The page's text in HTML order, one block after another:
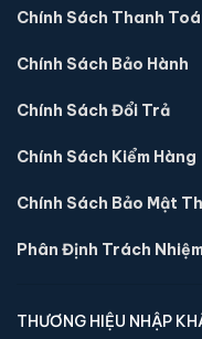
📐 Kích thước: 39 x 39 x
Chính Sách Thanh
Chính Sách Bảo Hành
Chính Sách Đổi Trả
Chính Sách Kiểm Hàng
Chính Sách Bảo Mật
Phân Định Trách
THƯƠNG HIỆU NHẬP